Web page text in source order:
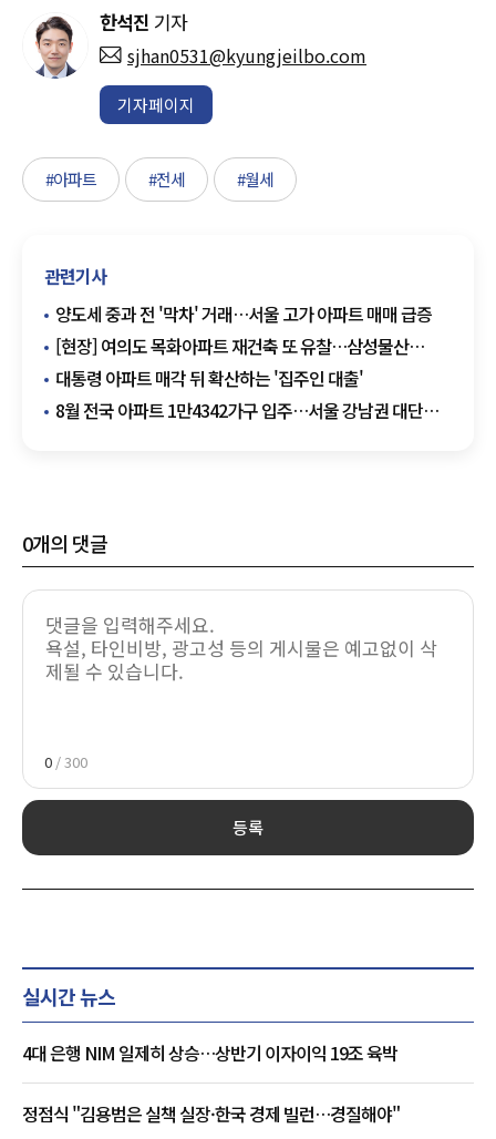
한석진 기자
sjhan0531@kyungjeilbo.com
기자페이지
#아파트 #전세 #월세
관련기사
양도세 중과 전 '막차' 거래…서울 고가 아파트 매매 급증
[현장] 여의도 목화아파트 재건축 또 유찰…삼성물산
무혈입성 청신호
대통령 아파트 매각 뒤 확산하는 '집주인 대출'
8월 전국 아파트 1만4342가구 입주…서울 강남권 대단지
0개의 댓글
0 / 300
등록
실시간 뉴스
4대 은행 NIM 일제히 상승…상반기 이자이익 19조 육박
정점식 "김용범은 실책 실장·한국 경제 빌런…경질해야"